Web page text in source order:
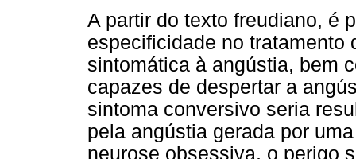
A partir do texto freudiano, é
especificidade no tratamento
sintomática à angústia, bem
capazes de despertar a
sintoma conversivo seria
pela angústia gerada por
neurose obsessiva, o perigo